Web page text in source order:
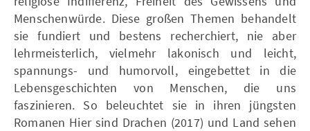
Menschenwürde. Diese großen Themen behandelt
sie fundiert und bestens recherchiert, nie aber
lehrmeisterlich, vielmehr lakonisch und leicht,
spannungs- und humorvoll, eingebettet in die
Lebensgeschichten von Menschen, die uns
faszinieren. So beleuchtet sie in ihren jüngsten
Romanen Hier sind Drachen (2017) und Land sehen